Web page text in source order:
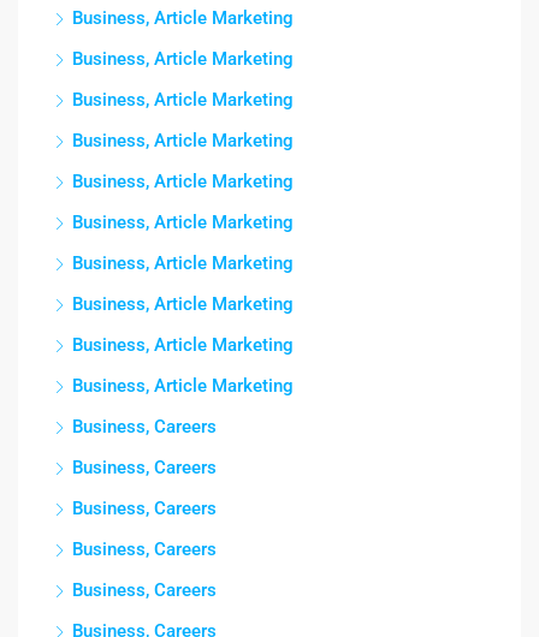
Business, Article Marketing
Business, Article Marketing
Business, Article Marketing
Business, Article Marketing
Business, Article Marketing
Business, Article Marketing
Business, Article Marketing
Business, Article Marketing
Business, Article Marketing
Business, Article Marketing
Business, Careers
Business, Careers
Business, Careers
Business, Careers
Business, Careers
Business, Careers